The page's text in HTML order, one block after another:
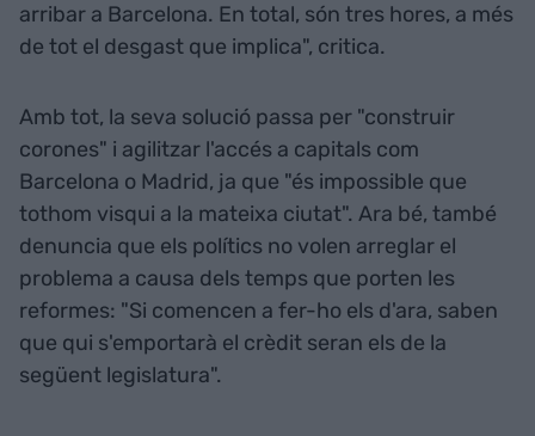
arribar a Barcelona. En total, són tres hores, a més
de tot el desgast que implica", critica.
Amb tot, la seva solució passa per "construir
corones" i agilitzar l'accés a capitals com
Barcelona o Madrid, ja que "és impossible que
tothom visqui a la mateixa ciutat". Ara bé, també
denuncia que els polítics no volen arreglar el
problema a causa dels temps que porten les
reformes: "Si comencen a fer-ho els d'ara, saben
que qui s'emportarà el crèdit seran els de la
següent legislatura".